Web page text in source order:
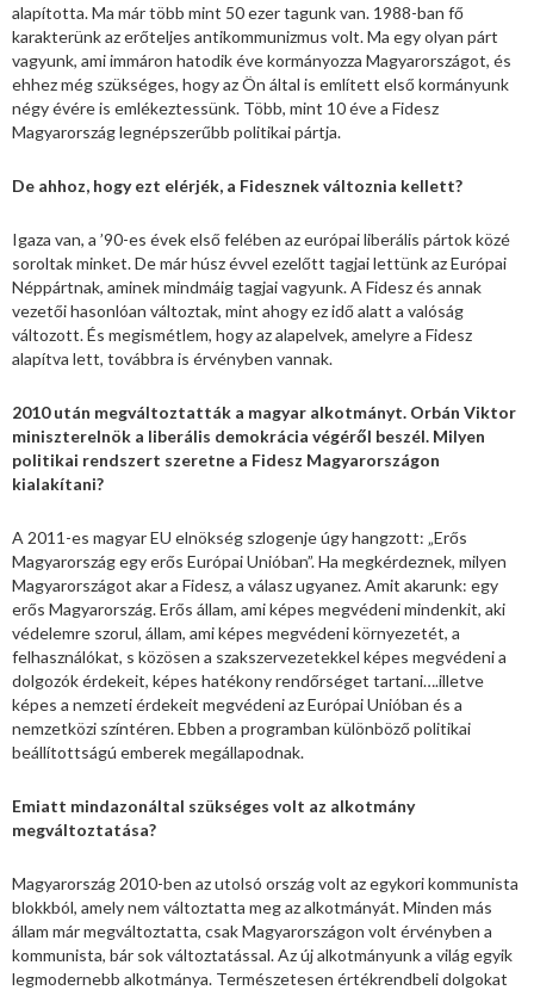
alapította. Ma már több mint 50 ezer tagunk van. 1988-ban fő
karakterünk az erőteljes antikommunizmus volt. Ma egy olyan párt
vagyunk, ami immáron hatodik éve kormányozza Magyarországot, és
ehhez még szükséges, hogy az Ön által is említett első kormányunk
négy évére is emlékeztessünk. Több, mint 10 éve a Fidesz
Magyarország legnépszerűbb politikai pártja.
De ahhoz, hogy ezt elérjék, a Fidesznek változnia kellett?
Igaza van, a ’90-es évek első felében az európai liberális pártok közé
soroltak minket. De már húsz évvel ezelőtt tagjai lettünk az Európai
Néppártnak, aminek mindmáig tagjai vagyunk. A Fidesz és annak
vezetői hasonlóan változtak, mint ahogy ez idő alatt a valóság
változott. És megismétlem, hogy az alapelvek, amelyre a Fidesz
alapítva lett, továbbra is érvényben vannak.
2010 után megváltoztatták a magyar alkotmányt. Orbán Viktor
miniszterelnök a liberális demokrácia végéről beszél. Milyen
politikai rendszert szeretne a Fidesz Magyarországon
kialakítani?
A 2011-es magyar EU elnökség szlogenje úgy hangzott: „Erős
Magyarország egy erős Európai Unióban”. Ha megkérdeznek, milyen
Magyarországot akar a Fidesz, a válasz ugyanez. Amit akarunk: egy
erős Magyarország. Erős állam, ami képes megvédeni mindenkit, aki
védelemre szorul, állam, ami képes megvédeni környezetét, a
felhasználókat, s közösen a szakszervezetekkel képes megvédeni a
dolgozók érdekeit, képes hatékony rendőrséget tartani….illetve
képes a nemzeti érdekeit megvédeni az Európai Unióban és a
nemzetközi színtéren. Ebben a programban különböző politikai
beállítottságú emberek megállapodnak.
Emiatt mindazonáltal szükséges volt az alkotmány
megváltoztatása?
Magyarország 2010-ben az utolsó ország volt az egykori kommunista
blokkból, amely nem változtatta meg az alkotmányát. Minden más
állam már megváltoztatta, csak Magyarországon volt érvényben a
kommunista, bár sok változtatással. Az új alkotmányunk a világ egyik
legmodernebb alkotmánya. Természetesen értékrendbeli dolgokat